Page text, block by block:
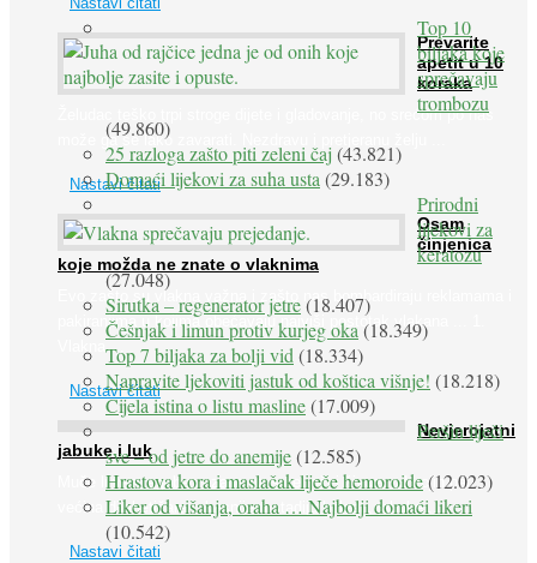
Prevarite
apetit u 10
koraka
Želudac teško trpi stroge dijete i gladovanje, no srećom po nas
može ga se lako zavarati. Nezdravu i pretjeranu želju ...
Nastavi čitati
Osam
činjenica
koje možda ne znate o vlaknima
Evo zašto su vlakna važna i zašto nas bombardiraju reklamama i
pakiranjima u kojima obećavaju najviši postotak vlakana ... 1.
Vlakna ...
Nastavi čitati
Nevjerojatni
jabuke i luk
Muče li vas tegobe vezane uz srce, oči i živce, od kojih pati
većina dijabetičara u kasnijem stadiju bolesti, jabuke ...
Nastavi čitati
Top 10
biljaka koje
sprečavaju
trombozu
(49.860)
25 razloga zašto piti zeleni čaj(43.821)
Domaći lijekovi za suha usta (29.183)
Prirodni
lijekovi za
keratozu
(27.048)
Sirutka – regenerator jetre(18.407)
Češnjak i limun protiv kurjeg oka (18.349)
Top 7 biljaka za bolji vid (18.334)
Napravite ljekoviti jastuk od koštica višnje! (18.218)
Cijela istina o listu masline(17.009)
Peršin liječi
sve – od jetre do anemije(12.585)
Hrastova kora i maslačak liječe hemoroide(12.023)
Liker od višanja, oraha … Najbolji domaći likeri
(10.542)